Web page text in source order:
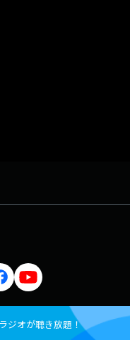
ジオが聴き放題！